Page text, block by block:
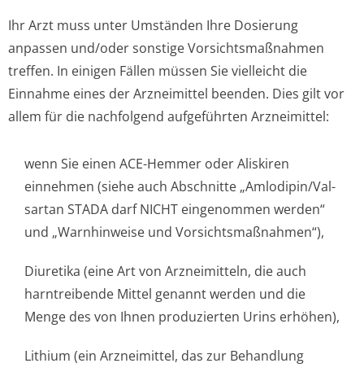
Ihr Arzt muss unter Umständen Ihre Dosierung
anpassen und/oder sonstige Vorsichtsmaßnahmen
treffen. In einigen Fällen müssen Sie vielleicht die
Einnahme eines der Arzneimittel beenden. Dies gilt vor
allem für die nachfolgend aufgeführten Arzneimittel:
wenn Sie einen ACE-Hemmer oder Aliskiren
einnehmen (siehe auch Abschnitte „Amlodipin/Val­
sartan STADA darf NICHT eingenommen werden“
und „Warnhinweise und Vorsichtsmaßnah­men“),
Diuretika (eine Art von Arzneimitteln, die auch
harntreibende Mittel genannt werden und die
Menge des von Ihnen produzierten Urins erhöhen),
Lithium (ein Arzneimittel, das zur Behandlung